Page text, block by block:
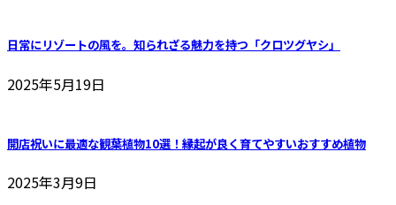
日常にリゾートの風を。知られざる魅力を持つ「クロツグヤシ」
2025年5月19日
開店祝いに最適な観葉植物10選！縁起が良く育てやすいおすすめ植物
2025年3月9日